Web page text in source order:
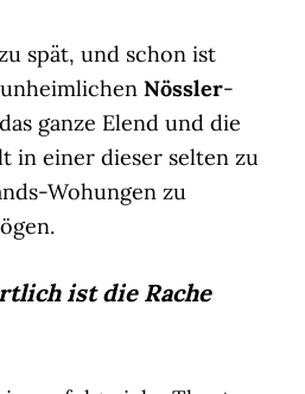
spät, und schon ist
Nössler-
ganze Elend und die
in einer dieser selten zu
Wohungen zu
ist die Rache